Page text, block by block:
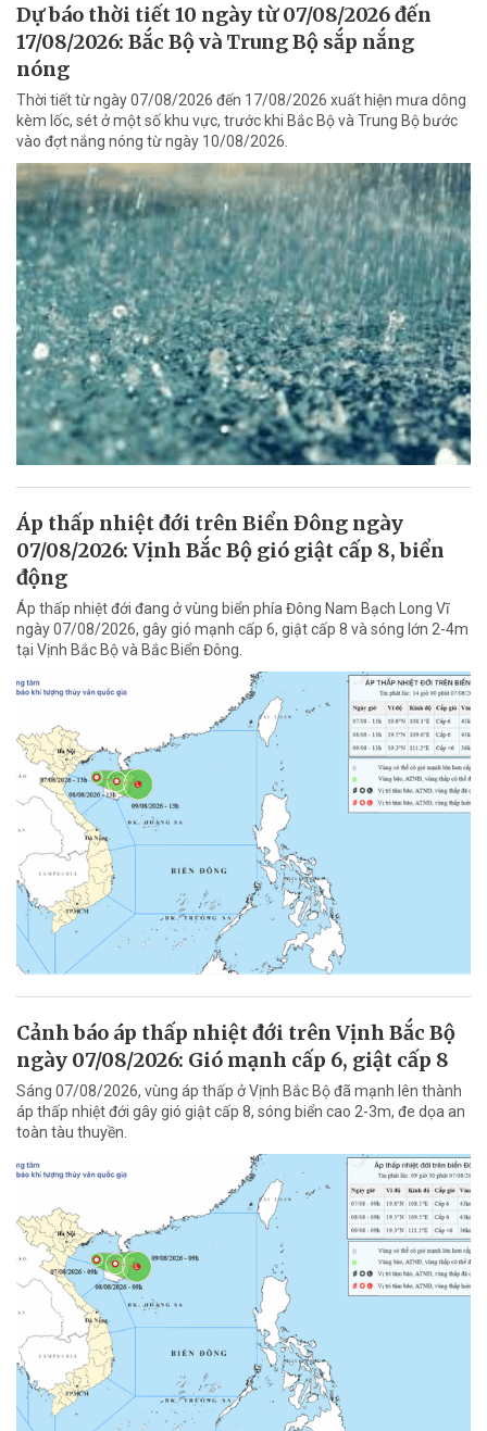
Dự báo thời tiết 10 ngày từ 07/08/2026 đến
17/08/2026: Bắc Bộ và Trung Bộ sắp nắng
nóng
Thời tiết từ ngày 07/08/2026 đến 17/08/2026 xuất hiện mưa dông
kèm lốc, sét ở một số khu vực, trước khi Bắc Bộ và Trung Bộ bước
vào đợt nắng nóng từ ngày 10/08/2026.
Áp thấp nhiệt đới trên Biển Đông ngày
07/08/2026: Vịnh Bắc Bộ gió giật cấp 8, biển
động
Áp thấp nhiệt đới đang ở vùng biển phía Đông Nam Bạch Long Vĩ
ngày 07/08/2026, gây gió mạnh cấp 6, giật cấp 8 và sóng lớn 2-4m
tại Vịnh Bắc Bộ và Bắc Biển Đông.
Cảnh báo áp thấp nhiệt đới trên Vịnh Bắc Bộ
ngày 07/08/2026: Gió mạnh cấp 6, giật cấp 8
Sáng 07/08/2026, vùng áp thấp ở Vịnh Bắc Bộ đã mạnh lên thành
áp thấp nhiệt đới gây gió giật cấp 8, sóng biển cao 2-3m, đe dọa an
toàn tàu thuyền.